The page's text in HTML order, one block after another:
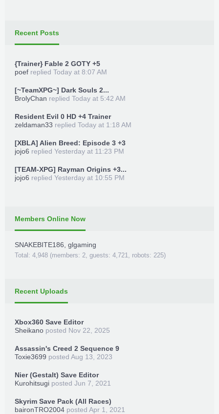
Recent Posts
{Trainer} Fable 2 GOTY +5
poef replied Today at 8:07 AM
[~TeamXPG~] Dark Souls 2...
BrolyChan replied Today at 5:42 AM
Resident Evil 0 HD +4 Trainer
zeldaman33 replied Today at 1:18 AM
[XBLA] Alien Breed: Episode 3 +3
jojo6 replied Yesterday at 11:23 PM
[TEAM-XPG] Rayman Origins +3...
jojo6 replied Yesterday at 10:55 PM
Members Online Now
SNAKEBITE186 glgaming
Total: 4,948 (members: 2, guests: 4,721, robots: 225)
Recent Uploads
Xbox360 Save Editor
Sheikano posted Nov 22, 2025
Assassin's Creed 2 Sequence 9
Toxie3699 posted Aug 13, 2023
Nier (Gestalt) Save Editor
Kurohitsugi posted Jun 7, 2021
Skyrim Save Pack (All Races)
baironTRO2004 posted Apr 1, 2021